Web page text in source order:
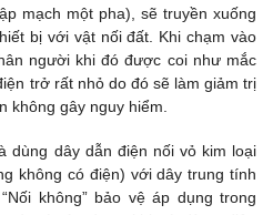
mạch một pha), sẽ truyền xuống
bị với vật nối đất. Khi chạm vào
người khi đó được coi như mắc
trở rất nhỏ do đó sẽ làm giảm trị
không gây nguy hiểm.
dùng dây dẫn điện nối vỏ kim loại
không có điện) với dây trung tính
không” bảo vệ áp dụng trong